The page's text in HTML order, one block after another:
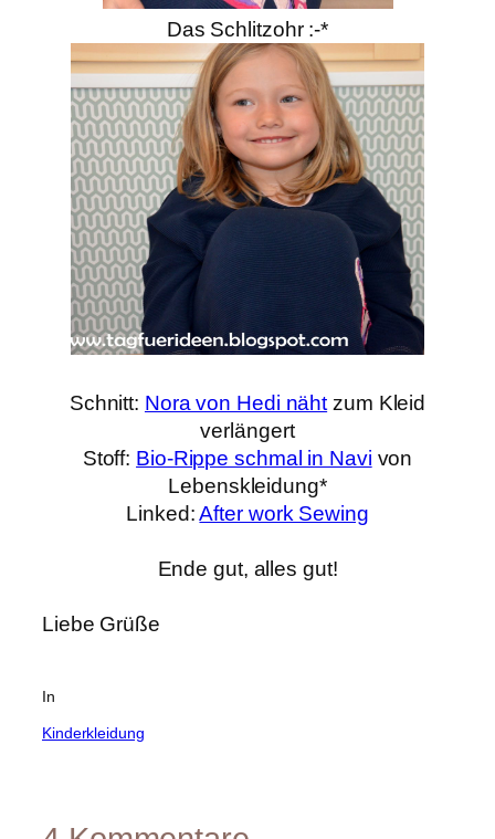
Das Schlitzohr :-*
Schnitt: Nora von Hedi näht zum Kleid
verlängert
Stoff: Bio-Rippe schmal in Navi von
Lebenskleidung*
Linked:After work Sewing
Ende gut, alles gut!
Liebe Grüße
In
Kinderkleidung